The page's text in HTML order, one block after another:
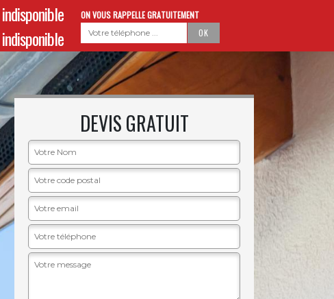
indisponible
indisponible
ON VOUS RAPPELLE GRATUITEMENT
DEVIS GRATUIT